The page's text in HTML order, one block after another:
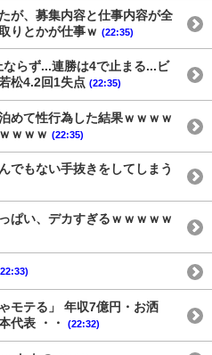
が、募集内容と仕事内容が全
りとかが仕事ｗ (22:35)
らず...連勝は4で止まる...ビ
松4.2回1失点 (22:35)
めて性行為した結果ｗｗｗｗ
ｗｗｗ (22:35)
でもない手抜きをしてしまう
ぱい、デカすぎるｗｗｗｗｗ
モテる」 年収7億円・お洒
代表 ・・
(22:32)